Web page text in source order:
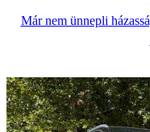
Már nem ünnepli